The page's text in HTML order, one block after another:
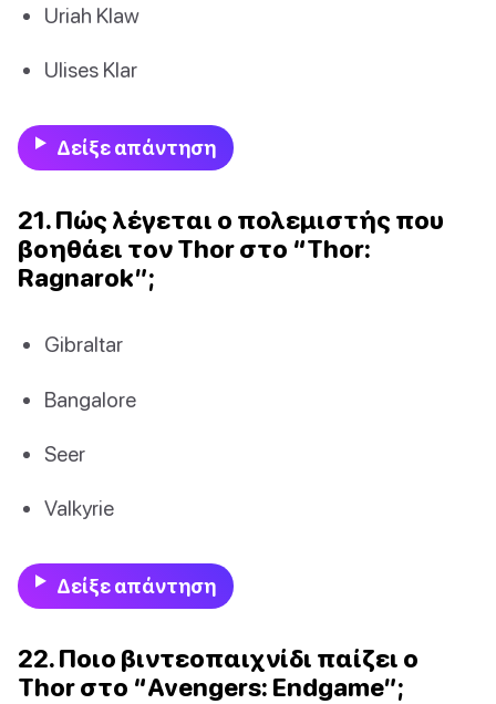
Uriah Klaw
Ulises Klar
Δείξε απάντηση
21. Πώς λέγεται ο πολεμιστής που
βοηθάει τον Thor στο “Thor:
Ragnarok”;
Gibraltar
Bangalore
Seer
Valkyrie
Δείξε απάντηση
22. Ποιο βιντεοπαιχνίδι παίζει ο
Thor στο “Avengers: Endgame”;